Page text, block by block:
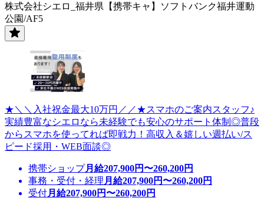
株式会社シエロ_福井県【携帯キャ】ソフトバンク福井運動
公園/AF5
★＼＼入社祝金最大10万円／／★スマホのご案内スタッフ♪
実績豊富なシエロなら未経験でも安心のサポート体制◎普段
からスマホを使ってれば即戦力！高収入＆嬉しい週払い/ス
ピード採用・WEB面談◎
携帯ショップ月給207,900円〜260,200円
事務・受付・経理 月給207,900円〜260,200円
受付月給207,900円〜260,200円